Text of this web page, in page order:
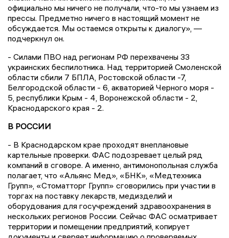
официально мы ничего не получали, что-то мы узнаем из
прессы. Предметно ничего в настоящий момент не
обсуждается. Мы остаемся открыты к диалогу», —
подчеркнул он.
- Силами ПВО над регионам РФ перехвачены 33
украинских беспилотника. Над территорией Смоленской
области сбили 7 БПЛА, Ростовской области -7,
Белгородской области - 6, акваторией Черного моря -
5, республики Крым - 4, Воронежской области - 2,
Краснодарского края - 2.
В РОССИИ
- В Краснодарском крае проходят внеплановые
картельные проверки. ФАС подозревает целый ряд
компаний в сговоре. А именно, антимонопольная служба
полагает, что «Альянс Мед», «БНК», «Медтехника
Групп», «Стоматторг Групп» сговорились при участии в
торгах на поставку лекарств, медизделий и
оборудования для госучреждений здравоохранения в
нескольких регионов России. Сейчас ФАС осматривает
территории и помещении предприятий, копирует